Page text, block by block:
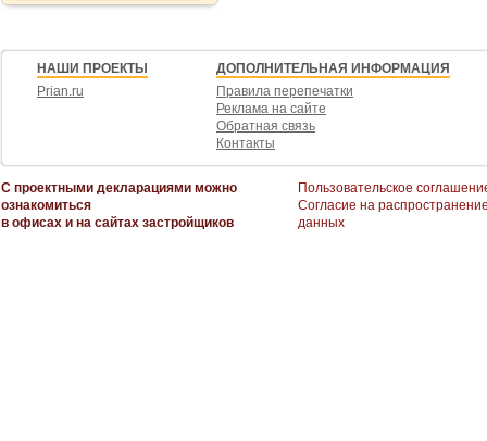
НАШИ ПРОЕКТЫ
Prian.ru
ДОПОЛНИТЕЛЬНАЯ ИНФОРМАЦИЯ
Правила перепечатки
Реклама на сайте
Обратная связь
Контакты
С проектными декларациями можно
ознакомиться
в офисах и на сайтах застройщиков
Пользовательское
Согласие на
данных